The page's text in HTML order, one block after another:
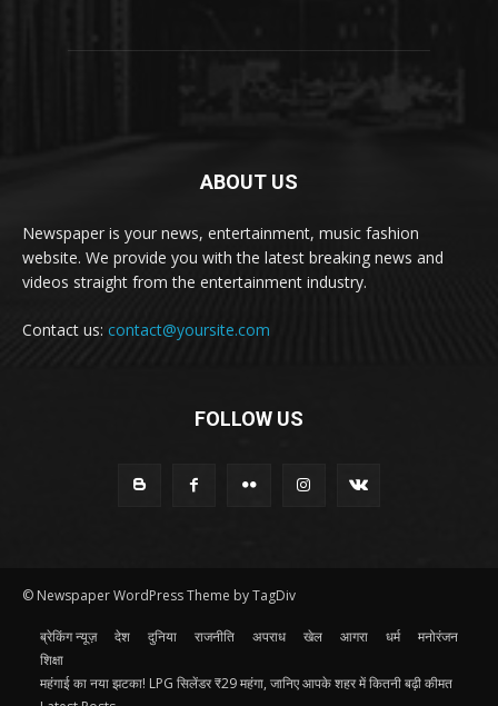
ABOUT US
Newspaper is your news, entertainment, music fashion
website. We provide you with the latest breaking news and
videos straight from the entertainment industry.
Contact us: contact@yoursite.com
FOLLOW US
© Newspaper WordPress Theme by TagDiv
ब्रेकिंग न्यूज़ देश दुनिया राजनीति अपराध खेल आगरा धर्म
मनोरंजन
शिक्षा
महंगाई का नया झटका! LPG सिलेंडर ₹29 महंगा, जानिए आपके शहर में कितनी बढ़ी कीमत